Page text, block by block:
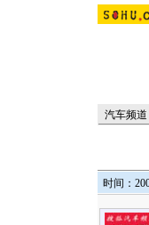
汽车频道
时间：